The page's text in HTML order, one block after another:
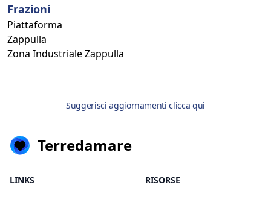
Frazioni
Piattaforma
Zappulla
Zona Industriale Zappulla
Suggerisci aggiornamenti clicca qui
Terredamare
LINKS RISORSE